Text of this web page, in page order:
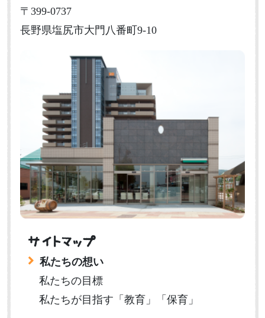
〒399-0737
長野県塩尻市大門八番町9-10
サイトマップ
私たちの想い
私たちの目標
私たちが目指す「教育」「保育」